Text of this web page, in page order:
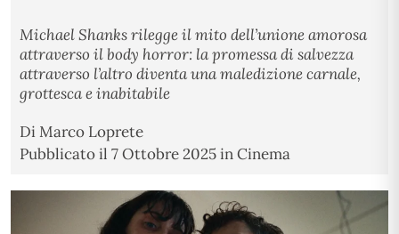
Michael Shanks rilegge il mito dell’unione amorosa
attraverso il body horror: la promessa di salvezza
attraverso l’altro diventa una maledizione carnale,
grottesca e inabitabile
DiMarco Loprete
Pubblicato il 7 Ottobre 2025inCinema